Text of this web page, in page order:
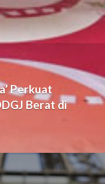
Perkuat
Berat di